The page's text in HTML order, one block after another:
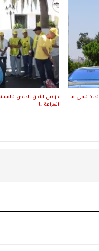
ينفي ما
حراس الأمن الخاص
الكرامة ..!